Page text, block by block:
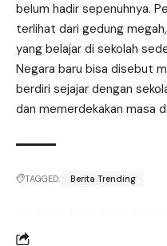
belum hadir sepenuhnya.
terlihat dari gedung
yang belajar di sekolah
Negara baru bisa disebut
berdiri sejajar dengan
dan memerdekakan masa
TAGGED: Berita Trending